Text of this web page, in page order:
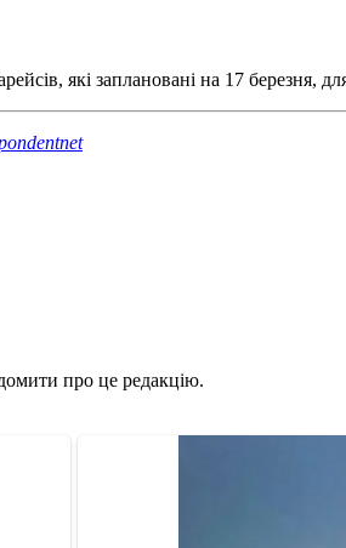
які заплановані на 17 березня,
про це редакцію.